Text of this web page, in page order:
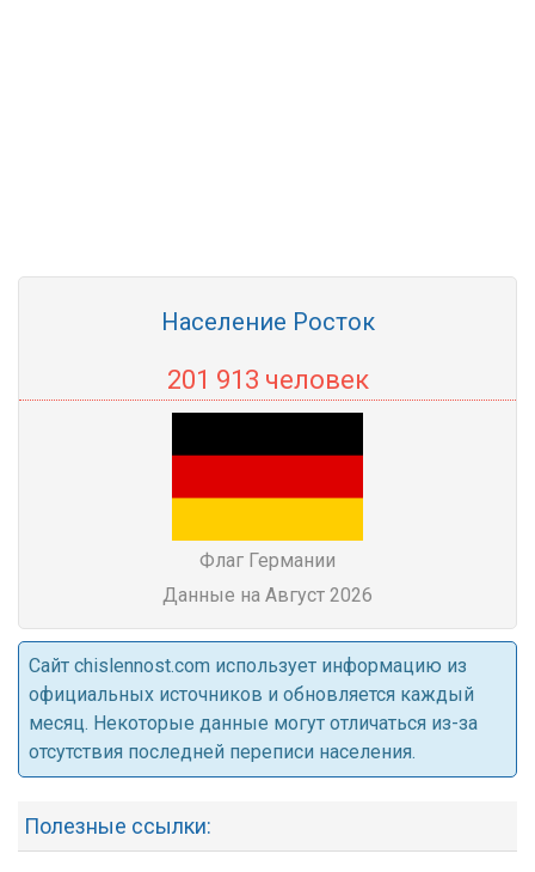
Население Росток
201 913 человек
Флаг Германии
Данные на Август 2026
Cайт chislennost.com использует информацию из
официальных источников и обновляется каждый
месяц. Некоторые данные могут отличаться из-за
отсутствия последней переписи населения.
Полезные ссылки: